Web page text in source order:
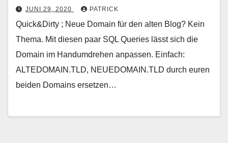
JUNI 29, 2020 PATRICK
Quick&Dirty ; Neue Domain für den alten Blog? Kein
Thema. Mit diesen paar SQL Queries lässt sich die
Domain im Handumdrehen anpassen. Einfach:
ALTEDOMAIN.TLD, NEUEDOMAIN.TLD durch euren
beiden Domains ersetzen…